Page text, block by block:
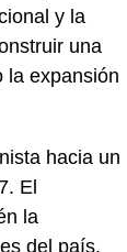
y la
una
la expansión
hacia un
El
la
del país.